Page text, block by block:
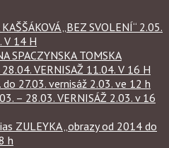
„BEZ SVOLENÍ“ 2.05.
V 14 H
SPACZYNSKA TOMSKA
28.04. VERNISAŽ 11.04. V 16 H
27.03. vernisáž 2.03. ve 12 h
– 28.03. VERNISÁŽ 2.03. v 16
ZULEYKA „obrazy od 2014 do
h